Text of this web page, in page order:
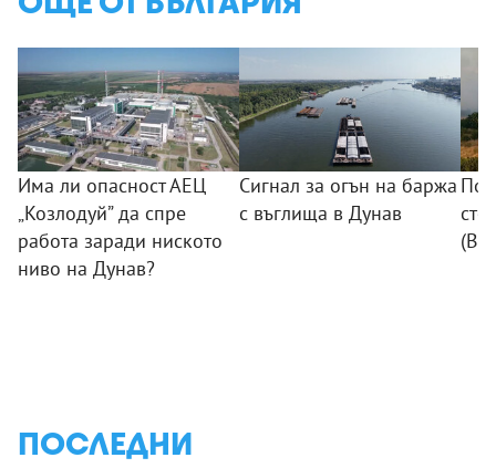
Има ли опасност АЕЦ
„Козлодуй” да спре
работа заради ниското
ниво на Дунав?
Сигнал за огън на баржа
с въглища в Дунав
ПОСЛЕДНИ